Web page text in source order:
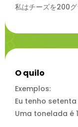
私はチーズを200グ
O quilo
Exemplos:
Eu tenho
Uma tonelada é